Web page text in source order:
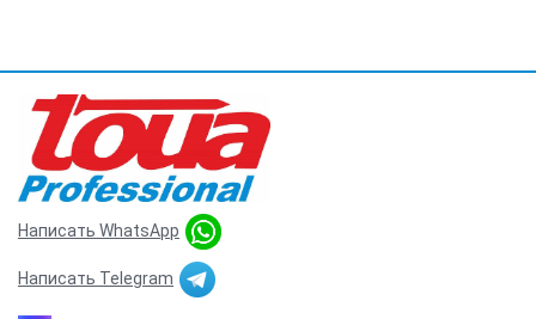
Написать WhatsApp
Написать Telegram